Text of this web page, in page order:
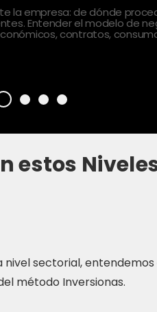
empresa: de dónde
Entender el modelo de
contratos,
estos
sectorial,
método Inversionas.